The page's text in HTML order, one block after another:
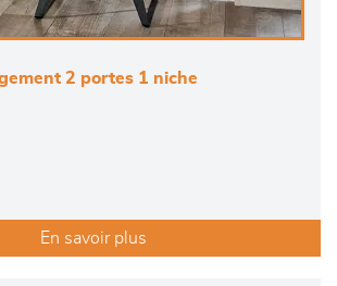
2 portes 1 niche
En savoir plus